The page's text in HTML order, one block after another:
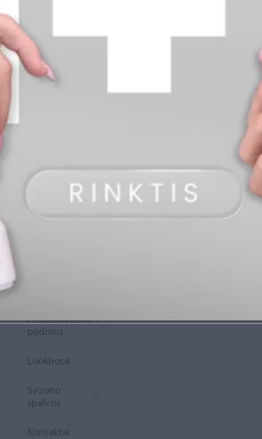
info@diamondline.lt
Prisijungti
Rewards“
Probleminėms
pėdoms
Lookbook
Sezono
spalvos
Kontaktai